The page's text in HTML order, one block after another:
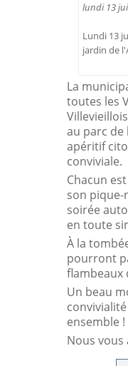
lundi 13
Lundi 13
jardin de
La
toutes les
Villevieillois
au parc de
apéritif
conviviale.
Chacun
son
soirée
en toute
À la
pourront
flambeaux
Un beau
ensemble !
Nous